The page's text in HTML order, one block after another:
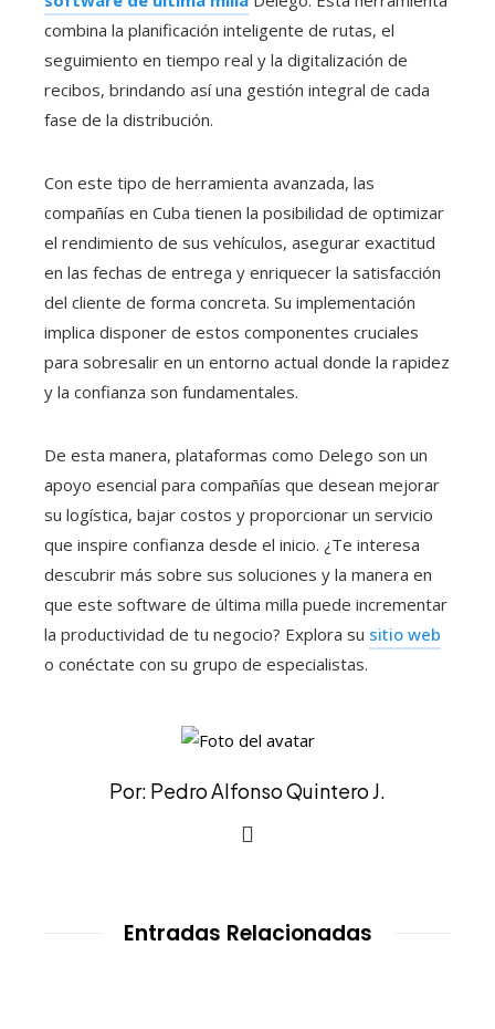
combina la planificación inteligente de rutas, el
seguimiento en tiempo real y la digitalización de
recibos, brindando así una gestión integral de cada
fase de la distribución.
Con este tipo de herramienta avanzada, las
compañías en Cuba tienen la posibilidad de optimizar
el rendimiento de sus vehículos, asegurar exactitud
en las fechas de entrega y enriquecer la satisfacción
del cliente de forma concreta. Su implementación
implica disponer de estos componentes cruciales
para sobresalir en un entorno actual donde la rapidez
y la confianza son fundamentales.
De esta manera, plataformas como Delego son un
apoyo esencial para compañías que desean mejorar
su logística, bajar costos y proporcionar un servicio
que inspire confianza desde el inicio. ¿Te interesa
descubrir más sobre sus soluciones y la manera en
que este software de última milla puede incrementar
la productividad de tu negocio? Explora su sitio web
o conéctate con su grupo de especialistas.
Por: Pedro Alfonso Quintero J.
Entradas Relacionadas